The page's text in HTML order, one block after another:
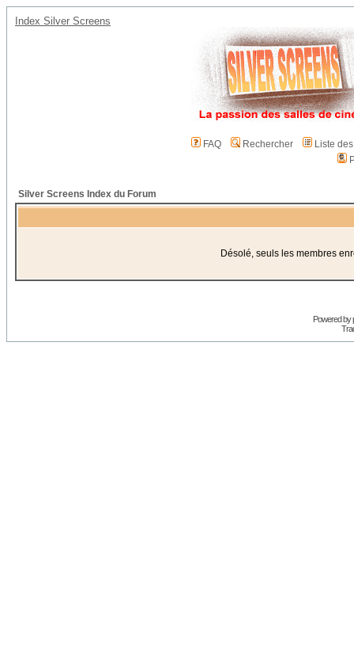
Index Silver Screens
FAQ Rechercher
Liste
Silver Screens Index du Forum
Désolé, seuls les membres
Powered by